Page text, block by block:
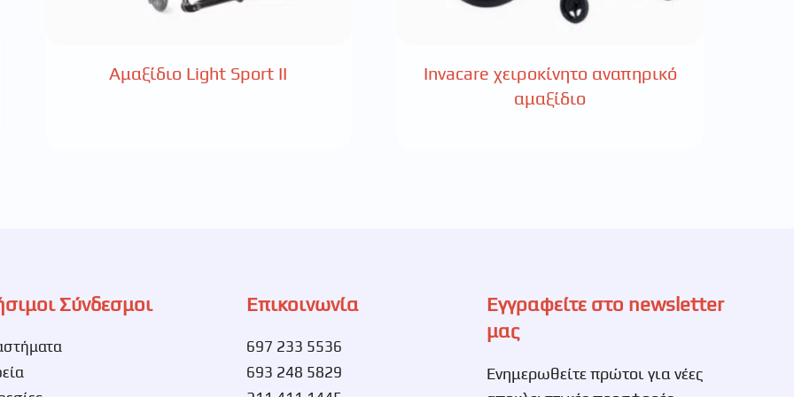
Αμαξίδιο Light Sport II
Invacare χειροκίνητο αναπηρικό
αμαξίδιο
Σύνδεσμοι Επικοινωνία
697 233 5536
693 248 5829
Εγγραφείτε στο newsletter
μας
Ενημερωθείτε πρώτοι για νέες